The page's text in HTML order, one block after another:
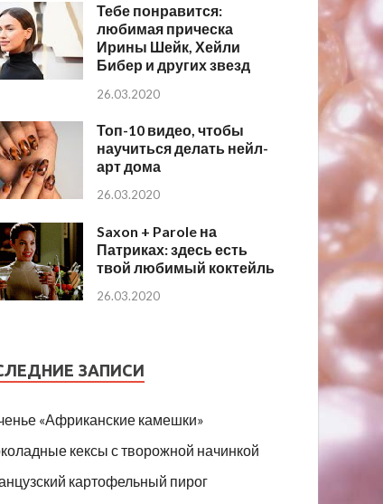
Тебе понравится:
любимая прическа
Ирины Шейк, Хейли
Бибер и других звезд
26.03.2020
Топ-10 видео, чтобы
научиться делать нейл-
арт дома
26.03.2020
Saxon + Parole на
Патриках: здесь есть
твой любимый коктейль
26.03.2020
ЗАПИСИ
«Африканские камешки»
кексы с творожной начинкой
картофельный пирог